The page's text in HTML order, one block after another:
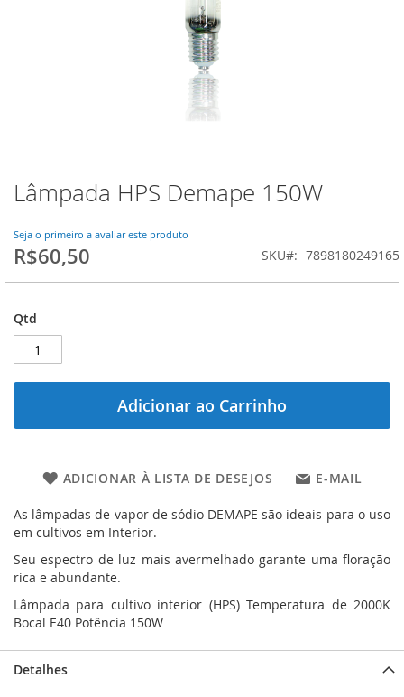
Lâmpada HPS Demape 150W
Seja o primeiro a avaliar este produto
R$60,50 SKU 7898180249165
Qtd
Adicionar ao Carrinho
ADICIONAR À LISTA DE DESEJOS E-MAIL
As lâmpadas de vapor de sódio DEMAPE são ideais para o uso
em cultivos em Interior.
Seu espectro de luz mais avermelhado garante uma floração
rica e abundante.
Lâmpada para cultivo interior (HPS) Temperatura de 2000K
Bocal E40 Potência 150W
Saltar
para
início
da
Galeria
imagens
Detalhes